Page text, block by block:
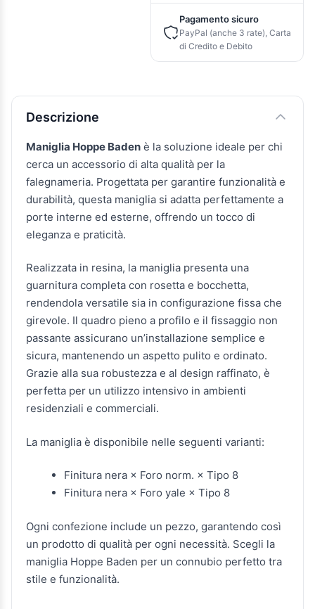
Pagamento sicuro
PayPal (anche 3 rate), Carta
di Credito e Debito
Descrizione e caratteristiche
Descrizione
Maniglia Hoppe Baden è la soluzione ideale per chi
cerca un accessorio di alta qualità per la
falegnameria. Progettata per garantire funzionalità e
durabilità, questa maniglia si adatta perfettamente a
porte interne ed esterne, offrendo un tocco di
eleganza e praticità.
Realizzata in resina, la maniglia presenta una
guarnitura completa con rosetta e bocchetta,
rendendola versatile sia in configurazione fissa che
girevole. Il quadro pieno a profilo e il fissaggio non
passante assicurano un’installazione semplice e
sicura, mantenendo un aspetto pulito e ordinato.
Grazie alla sua robustezza e al design raffinato, è
perfetta per un utilizzo intensivo in ambienti
residenziali e commerciali.
La maniglia è disponibile nelle seguenti varianti:
Finitura nera × Foro norm. × Tipo 8
Finitura nera × Foro yale × Tipo 8
Ogni confezione include un pezzo, garantendo così
un prodotto di qualità per ogni necessità. Scegli la
maniglia Hoppe Baden per un connubio perfetto tra
stile e funzionalità.